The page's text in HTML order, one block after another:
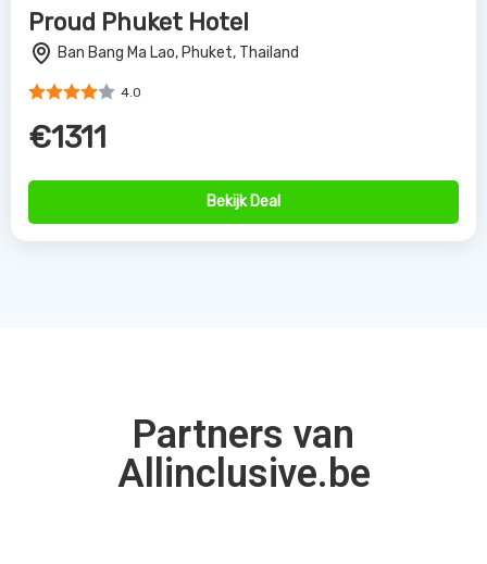
Proud Phuket Hotel
Ban Bang Ma Lao, Phuket, Thailand
4.0
€1311
Bekijk Deal
Partners van
Allinclusive.be